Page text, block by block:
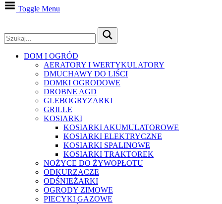
Toggle Menu
DOM I OGRÓD
AERATORY I WERTYKULATORY
DMUCHAWY DO LIŚCI
DOMKI OGRODOWE
DROBNE AGD
GLEBOGRYZARKI
GRILLE
KOSIARKI
KOSIARKI AKUMULATOROWE
KOSIARKI ELEKTRYCZNE
KOSIARKI SPALINOWE
KOSIARKI TRAKTOREK
NOŻYCE DO ŻYWOPŁOTU
ODKURZACZE
ODŚNIEŻARKI
OGRODY ZIMOWE
PIECYKI GAZOWE